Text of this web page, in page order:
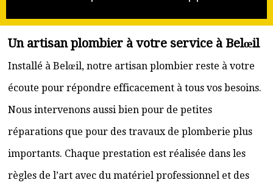
Un artisan plombier à votre service à Belœil
Installé à Belœil, notre artisan plombier reste à votre
écoute pour répondre efficacement à tous vos besoins.
Nous intervenons aussi bien pour de petites
réparations que pour des travaux de plomberie plus
importants. Chaque prestation est réalisée dans les
règles de l’art avec du matériel professionnel et des